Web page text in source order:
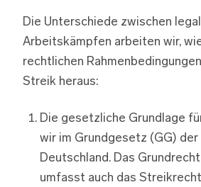
Die Unterschiede zwischen
Arbeitskämpfen arbeiten wir,
rechtlichen
Streik heraus:
Die gesetzliche Grundlage
wir im Grundgesetz (GG)
Deutschland. Das
umfasst auch das